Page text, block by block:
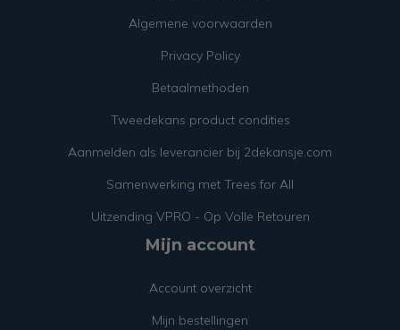
Algemene voorwaarden
Privacy Policy
Betaalmethoden
Tweedekans product condities
Aanmelden als leverancier bij 2dekansje.com
Samenwerking met Trees for All
Uitzending VPRO - Op Volle Retouren
Mijn account
Account overzicht
Mijn bestellingen